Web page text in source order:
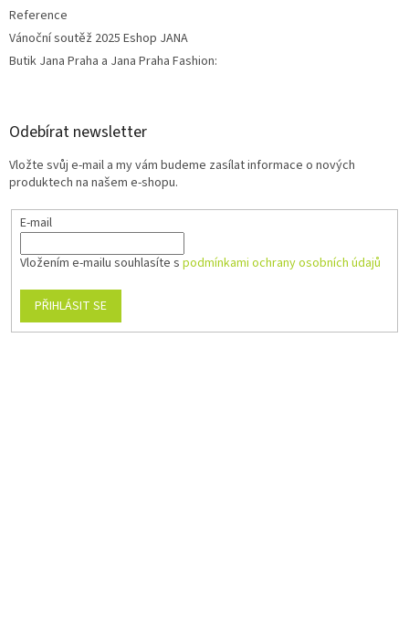
Reference
Vánoční soutěž 2025 Eshop JANA
Butik Jana Praha a Jana Praha Fashion:
Odebírat newsletter
Vložte svůj e-mail a my vám budeme zasílat informace o nových
produktech na našem e-shopu.
E-mail
Vložením e-mailu souhlasíte s podmínkami ochrany osobních údajů
PŘIHLÁSIT SE